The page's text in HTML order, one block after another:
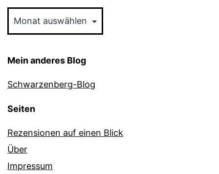
Mein anderes Blog
Schwarzenberg-Blog
Seiten
Rezensionen auf einen Blick
Über
Impressum